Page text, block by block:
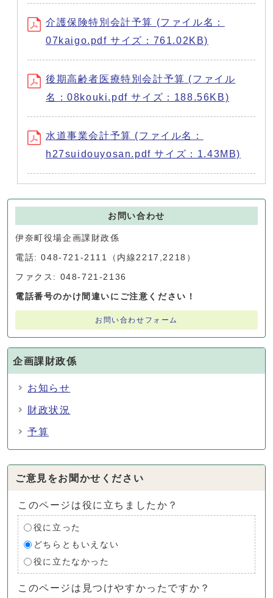
介護保険特別会計予算 (ファイル名：
07kaigo.pdf サイズ：761.02KB)
後期高齢者医療特別会計予算 (ファイル
名：08kouki.pdf サイズ：188.56KB)
水道事業会計予算 (ファイル名：
h27suidouyosan.pdf サイズ：1.43MB)
お問い合わせ
伊奈町役場企画課財政係
電話: 048-721-2111（内線2217,2218）
ファクス: 048-721-2136
電話番号のかけ間違いにご注意ください！
お問い合わせフォーム
企画課財政係
お知らせ
財政状況
予算
ご意見をお聞かせください
このページは役に立ちましたか？
役に立った
どちらともいえない
役に立たなかった
このページは見つけやすかったですか？